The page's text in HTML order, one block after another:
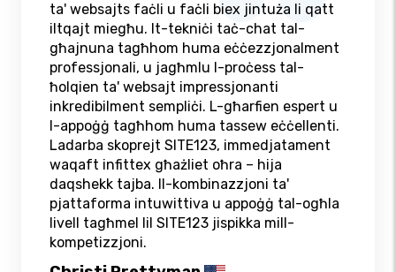
ta' websajts faċli u faċli biex jintuża li qatt
iltqajt miegħu. It-tekniċi taċ-chat tal-
għajnuna tagħhom huma eċċezzjonalment
professjonali, u jagħmlu l-proċess tal-
ħolqien ta' websajt impressjonanti
inkredibilment sempliċi. L-għarfien espert u
l-appoġġ tagħhom huma tassew eċċellenti.
Ladarba skoprejt SITE123, immedjatament
waqaft infittex għażliet oħra – hija
daqshekk tajba. Il-kombinazzjoni ta'
pjattaforma intuwittiva u appoġġ tal-ogħla
livell tagħmel lil SITE123 jispikka mill-
kompetizzjoni.